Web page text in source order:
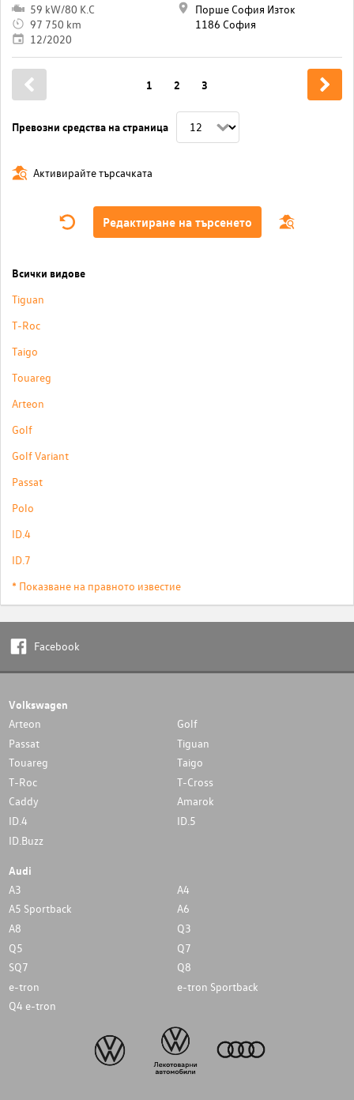
59 kW/80 K.C
97 750 km
12/2020
Порше София Изток
1186 София
Превозни средства на страница
1 2 3
Активирайте търсачката
Редактиране на търсенето
Всички видове
Tiguan
T-Roc
Taigo
Touareg
Arteon
Golf
Golf Variant
Passat
Polo
ID.4
ID.7
* Показване на правното известие
Facebook
Volkswagen
Arteon
Golf
Passat
Tiguan
Touareg
Taigo
T-Roc
T-Cross
Caddy
Amarok
ID.4
ID.5
ID.Buzz
Audi
A3
A4
A5 Sportback
A6
A8
Q3
Q5
Q7
SQ7
Q8
e-tron
e-tron Sportback
Q4 e-tron